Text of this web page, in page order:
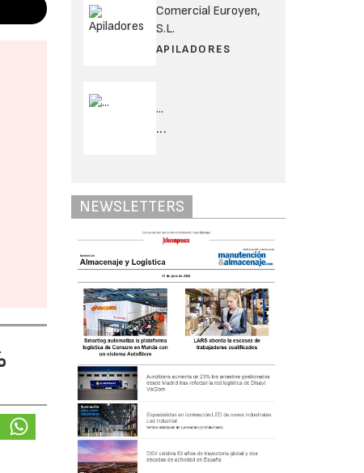
Comercial Euroyen,
S.L.
APILADORES
...
...
NEWSLETTERS